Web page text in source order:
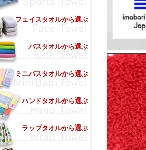
フェイスタオルから選ぶ
バスタオルから選ぶ
ミニバスタオルから選ぶ
ハンドタオルから選ぶ
ラップタオルから選ぶ